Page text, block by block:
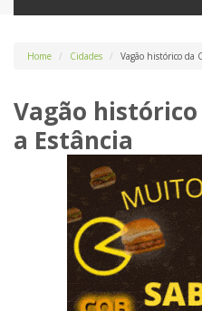
Home Cidades Vagão histórico da
Vagão histórico
a Estância